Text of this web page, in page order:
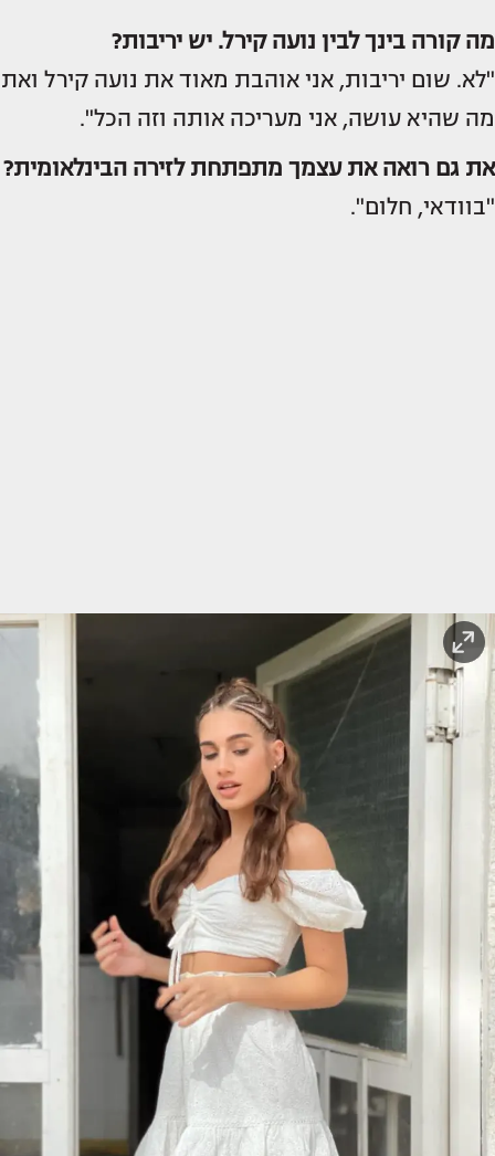
מה קורה בינך לבין נועה קירל. יש יריבות?
"לא. שום יריבות, אני אוהבת מאוד את נועה קירל ואת
מה שהיא עושה, אני מעריכה אותה וזה הכל".
את גם רואה את עצמך מתפתחת לזירה הבינלאומית?
"בוודאי, חלום".